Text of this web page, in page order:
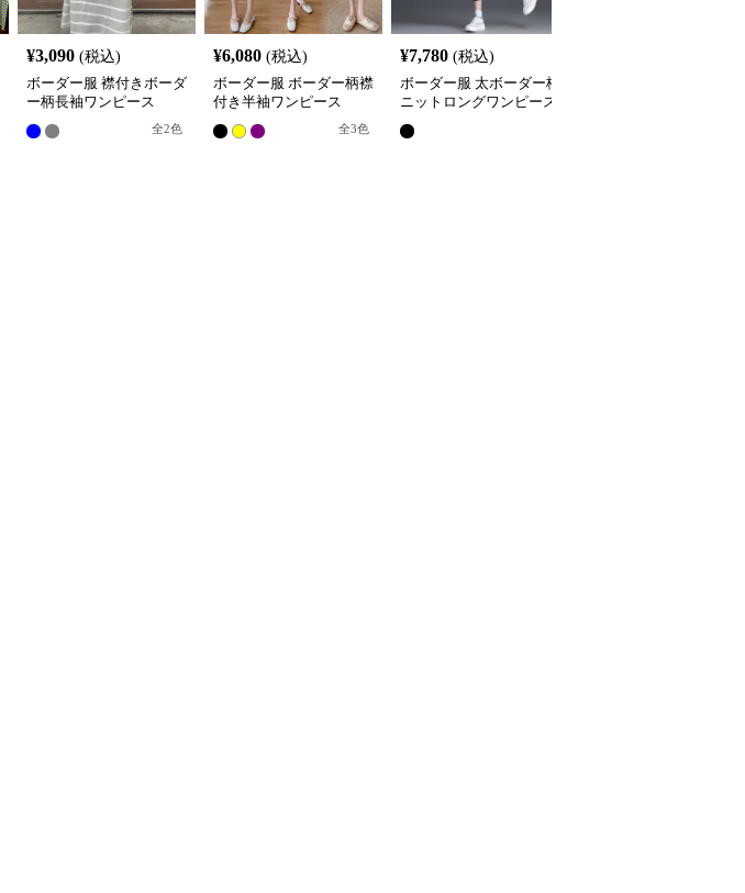
¥3,090 (税込)
ボーダー服 襟付きボーダ
ー柄長袖ワンピース
全2色
¥6,080 (税込)
ボーダー服 ボーダー柄襟
付き半袖ワンピース
全3色
¥7,780 (税込)
ボーダー服 太ボーダー柄
ニットロングワンピース